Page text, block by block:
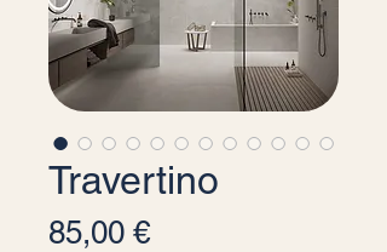
Travertino
85,00 €Preis